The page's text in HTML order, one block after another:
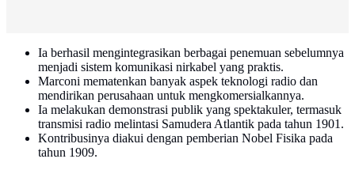
Ia berhasil mengintegrasikan berbagai penemuan sebelumnya
menjadi sistem komunikasi nirkabel yang praktis.
Marconi mematenkan banyak aspek teknologi radio dan
mendirikan perusahaan untuk mengkomersialkannya.
Ia melakukan demonstrasi publik yang spektakuler, termasuk
transmisi radio melintasi Samudera Atlantik pada tahun 1901.
Kontribusinya diakui dengan pemberian Nobel Fisika pada
tahun 1909.